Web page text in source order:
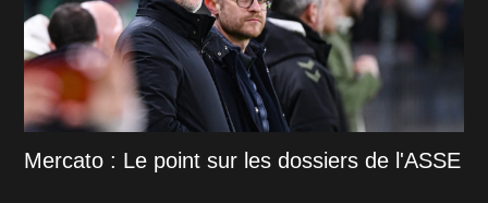
Mercato : Le point sur les dossiers de l'ASSE